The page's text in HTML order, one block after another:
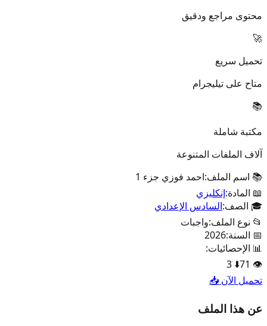
محتوى مراجع ودقيق
🚀
تحميل سريع
متاح على تيليجرام
📚
مكتبة شاملة
آلاف الملفات المتنوعة
📚 اسم الملف:احمد فوزي جزء 1
📖 المادة:إنكليزي
🎓 الصف:السادس الإعدادي
📂 نوع الملف:واجبات
📅 السنة:2026
📊 الإحصائيات:
👁️
71
⬇️
3
تحميل الآن 📥
عن هذا الملف